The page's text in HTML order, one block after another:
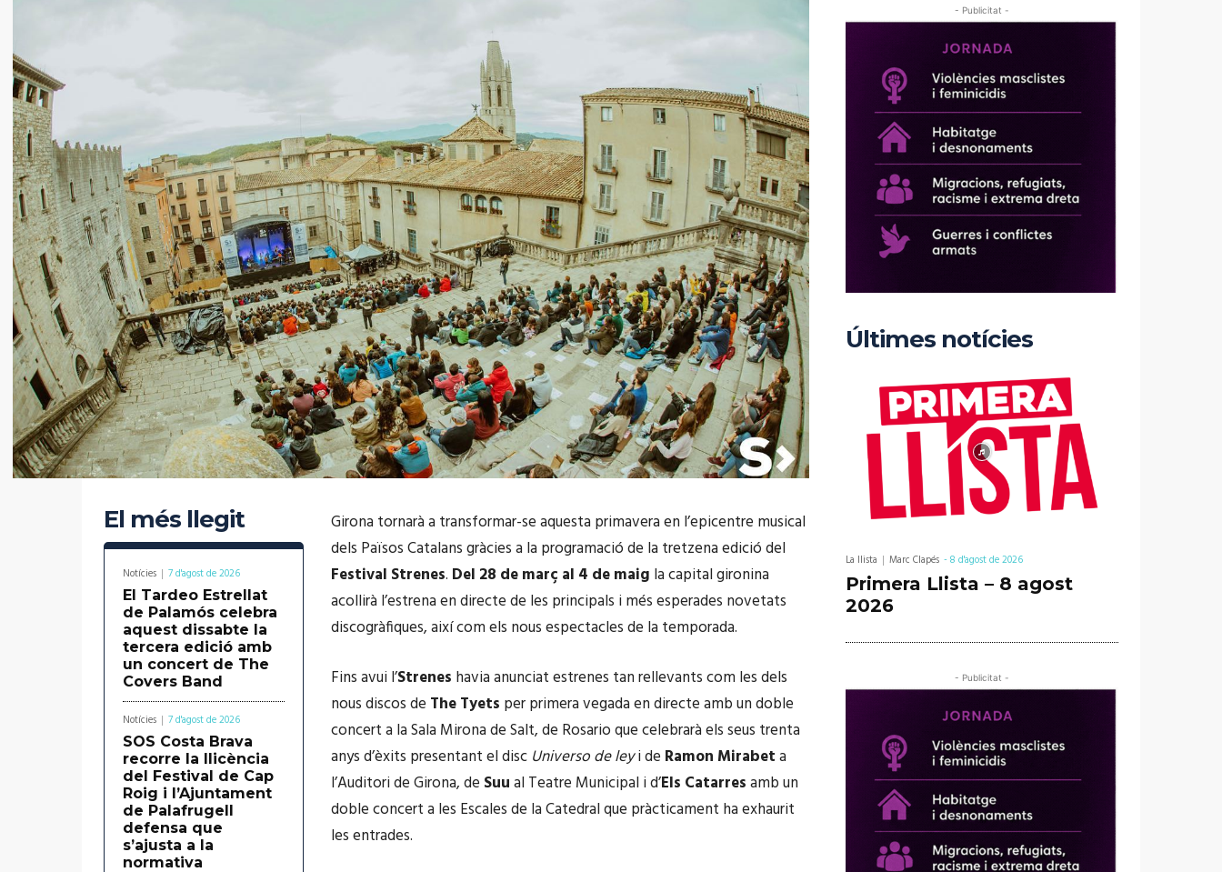
El més llegit
Notícies 7 d'agost de 2026
El Tardeo Estrellat
de Palamós celebra
aquest dissabte la
tercera edició amb
un concert de The
Covers Band
Notícies 7 d'agost de 2026
SOS Costa Brava
recorre la llicència
del Festival de Cap
Roig i l’Ajuntament
de Palafrugell
defensa que
s’ajusta a la
normativa
Girona tornarà a transformar-se aquesta primavera en l’epicentre musical
dels Països Catalans gràcies a la programació de la tretzena edició del
Festival Strenes. Del 28 de març al 4 de maig la capital gironina
acollirà l’estrena en directe de les principals i més esperades novetats
discogràfiques, així com els nous espectacles de la temporada.
Fins avui l’Strenes havia anunciat estrenes tan rellevants com les dels
nous discos de The Tyets per primera vegada en directe amb un doble
concert a la Sala Mirona de Salt, de Rosario que celebrarà els seus trenta
anys d’èxits presentant el disc Universo de leyi de Ramon Mirabeta
l’Auditori de Girona, de Suual Teatre Municipal i d’Els Catarresamb un
doble concert a les Escales de la Catedral que pràcticament ha exhaurit
les entrades.
- Publicitat -
Últimes notícies
La llista Marc Clapés -8 d'agost de 2026
Primera Llista – 8 agost
2026
- Publicitat -